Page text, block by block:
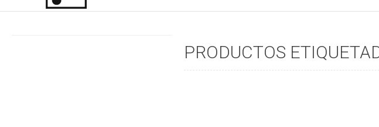
PRODUCTOS